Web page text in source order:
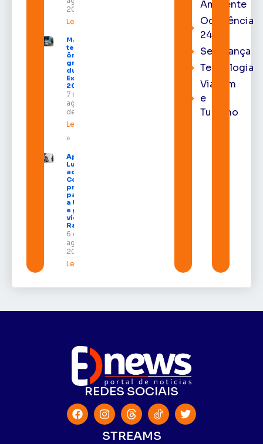
2026
Leia mais »
Macapá
terá
ônibus
gratuitos
durante a
Expofeira
2026
7 de
agosto
de 2026
Leia mais
»
Após veto,
Lula envia
ao
Congresso
projeto
para criar
a UNIFRON
e grava
vídeo para
Randolfe
6 de
agosto de
2026
Leia mais »
Ambiente
Ocorrência
24h
Segurança
Tecnologia
Viagem
e
Turismo
REDES SOCIAIS
STREAMS